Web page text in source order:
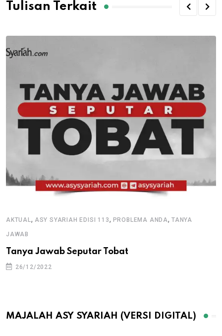
Tulisan Terkait
AKTUAL, ASY SYARIAH EDISI 113, PROBLEMA ANDA,TANYA
JAWAB
Tanya Jawab Seputar Tobat
26/12/2022
MAJALAH ASY SYARIAH (VERSI DIGITAL)